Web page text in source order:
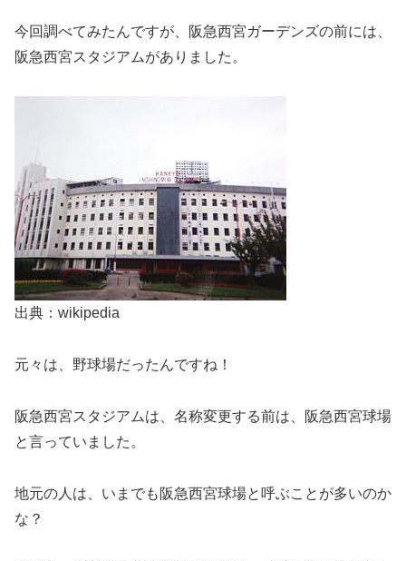
今回調べてみたんですが、阪急西宮ガーデンズの前には、
阪急西宮スタジアムがありました。
出典：wikipedia
元々は、野球場だったんですね！
阪急西宮スタジアムは、名称変更する前は、阪急西宮球場
と言っていました。
地元の人は、いまでも阪急西宮球場と呼ぶことが多いのか
な？